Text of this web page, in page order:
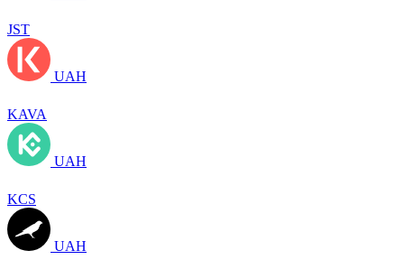
JST
UAH
KAVA
UAH
KCS
UAH